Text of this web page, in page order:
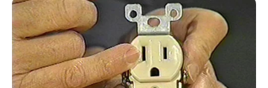
mégis feladta a küzdelmet.
Összeomlott az életük
A tragédia részleteiről a felesége, Edina azt